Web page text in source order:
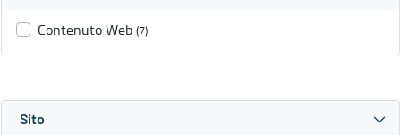
Contenuto Web (7)
Sito